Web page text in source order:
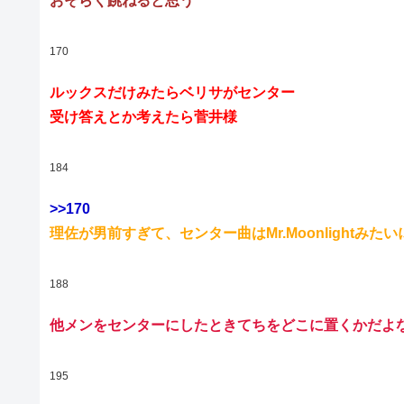
170
ルックスだけみたらベリサがセンター
受け答えとか考えたら菅井様
184
>>170
理佐が男前すぎて、センター曲はMr.Moonlightみたい
188
他メンをセンターにしたときてちをどこに置くかだよ
195